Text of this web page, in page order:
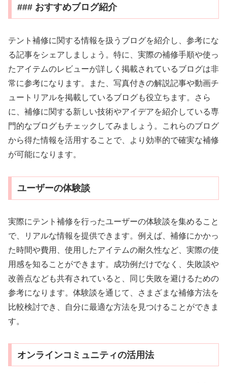
### おすすめブログ紹介
テント補修に関する情報を扱うブログを紹介し、参考にな
る記事をシェアしましょう。特に、実際の補修手順や使っ
たアイテムのレビューが詳しく掲載されているブログは非
常に参考になります。また、写真付きの解説記事や動画チ
ュートリアルを掲載しているブログも役立ちます。さら
に、補修に関する新しい技術やアイデアを紹介している専
門的なブログもチェックしてみましょう。これらのブログ
から得た情報を活用することで、より効率的で確実な補修
が可能になります。
ユーザーの体験談
実際にテント補修を行ったユーザーの体験談を集めること
で、リアルな情報を提供できます。例えば、補修にかかっ
た時間や費用、使用したアイテムの耐久性など、実際の使
用感を知ることができます。成功例だけでなく、失敗談や
改善点なども共有されていると、同じ失敗を避けるための
参考になります。体験談を通じて、さまざまな補修方法を
比較検討でき、自分に最適な方法を見つけることができま
す。
オンラインコミュニティの活用法